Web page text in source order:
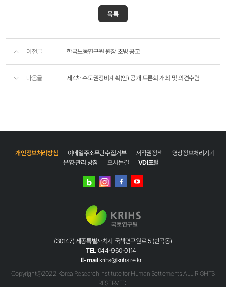
목록
이전글 한국노동연구원 원장 초빙 공고
다음글 제4차 수도권정비계획(안) 공개 토론회 개최 및 의견수렴
개인정보처리방침 이메일주소무단수집거부 저작권정책
영상정보처리기기
운영·관리 방침
오시는길 VDI포털
네이버
인스타그램
(30147) 세종특별자치시 국책연구원로 5 (반곡동)
TEL 044-960-0114
E-mail krihs@krihs.re.kr
Copyright@2022 Korea Research Institute for Human Settlements ALL RIGHTS
RESERVED.